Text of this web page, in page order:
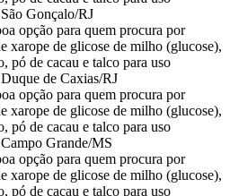
Gonçalo/RJ
opção para quem procura por
xarope de glicose de milho (glucose),
pó de cacau e talco para uso
de Caxias/RJ
opção para quem procura por
xarope de glicose de milho (glucose),
pó de cacau e talco para uso
Grande/MS
opção para quem procura por
xarope de glicose de milho (glucose),
pó de cacau e talco para uso